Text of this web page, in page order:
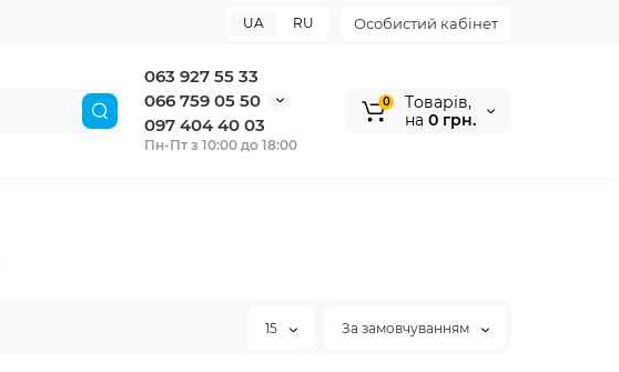
Особистий кабінет
UA RU
063 927 55 33
066 759 05 50
097 404 40 03
Пн-Пт з 10:00 до 18:00
0
Tоварів,
на 0 грн.
15 За замовчуванням